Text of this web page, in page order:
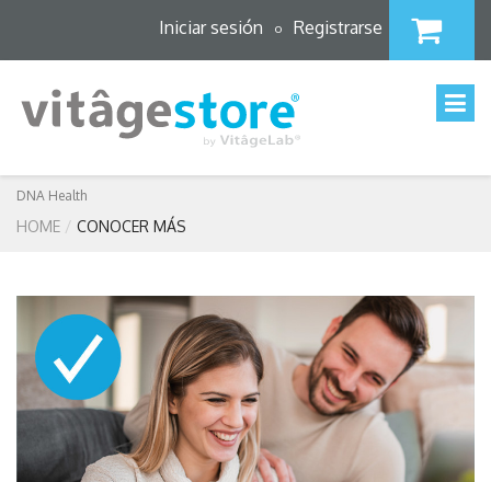
Iniciar sesión o Registrarse
DNA Health
HOME CONOCER MÁS